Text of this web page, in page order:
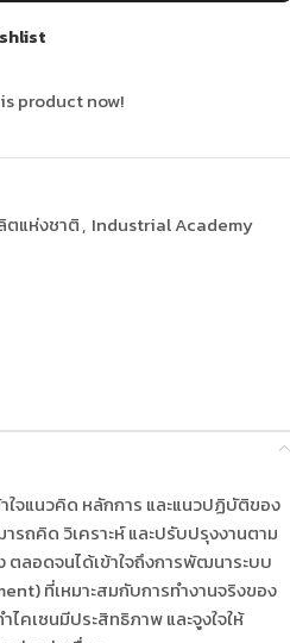
product now!
แห่งชาติ, Industrial Academy
จแนวคิด หลักการ และแนวปฏิบัติของ
รถคิด วิเคราะห์ และปรับปรุงงานตาม
ตลอดจนได้เข้าใจถึงการพัฒนาระบบ
ที่เหมาะสมกับการทำงานจริงของ
คเซนมีประสิทธิภาพ และจูงใจให้